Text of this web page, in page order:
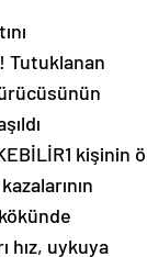
1 kişinin